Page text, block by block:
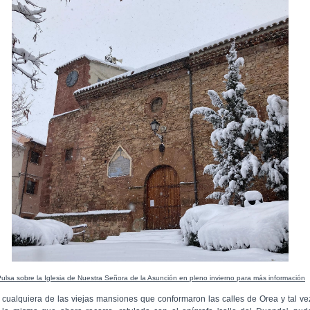
sobre la Iglesia de Nuestra Señora de la Asunción en pleno invierno para más información
cualquiera de las viejas mansiones que conformaron las calles de Orea y tal